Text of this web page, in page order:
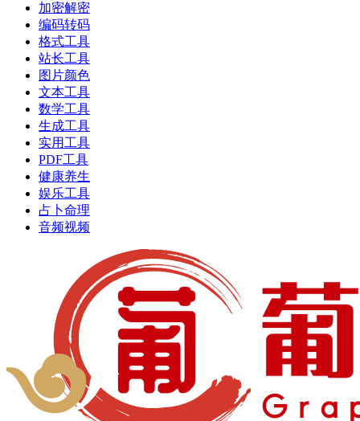
加密解密
编码转码
格式工具
站长工具
图片颜色
文本工具
数学工具
生成工具
实用工具
PDF工具
健康养生
娱乐工具
占卜命理
音频视频